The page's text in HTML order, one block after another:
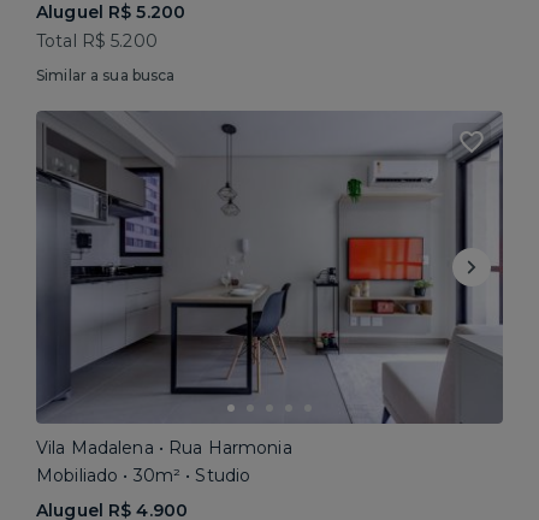
Aluguel R$ 5.200
Total R$ 5.200
Similar a sua busca
Vila Madalena • Rua Harmonia
Mobiliado • 30m² • Studio
Aluguel R$ 4.900